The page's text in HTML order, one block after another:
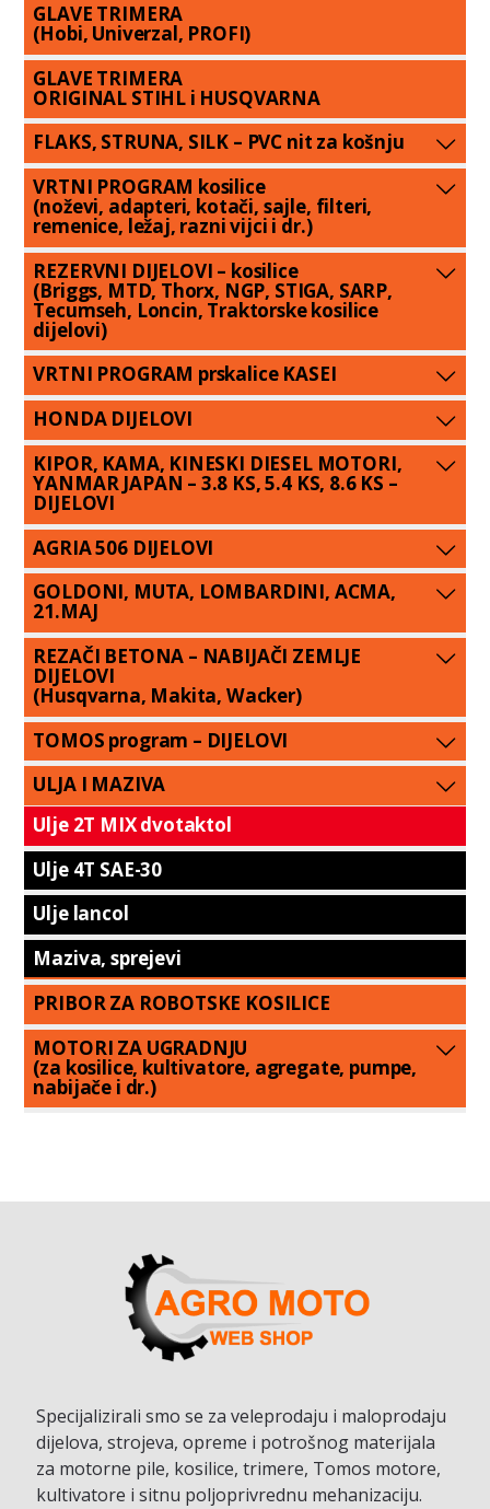
GLAVE TRIMERA
(Hobi, Univerzal, PROFI)
GLAVE TRIMERA
ORIGINAL STIHL i HUSQVARNA
FLAKS, STRUNA, SILK – PVC nit za košnju
VRTNI PROGRAM kosilice
(noževi, adapteri, kotači, sajle, filteri,
remenice, ležaj, razni vijci i dr.)
REZERVNI DIJELOVI – kosilice
(Briggs, MTD, Thorx, NGP, STIGA, SARP,
Tecumseh, Loncin, Traktorske kosilice
dijelovi)
VRTNI PROGRAM prskalice KASEI
HONDA DIJELOVI
KIPOR, KAMA, KINESKI DIESEL MOTORI,
YANMAR JAPAN – 3.8 KS, 5.4 KS, 8.6 KS –
DIJELOVI
AGRIA 506 DIJELOVI
GOLDONI, MUTA, LOMBARDINI, ACMA,
21.MAJ
REZAČI BETONA – NABIJAČI ZEMLJE
DIJELOVI
(Husqvarna, Makita, Wacker)
TOMOS program – DIJELOVI
ULJA I MAZIVA
Ulje 2T MIX dvotaktol
Ulje 4T SAE-30
Ulje lancol
Maziva, sprejevi
PRIBOR ZA ROBOTSKE KOSILICE
MOTORI ZA UGRADNJU
(za kosilice, kultivatore, agregate, pumpe,
nabijače i dr.)
Specijalizirali smo se za veleprodaju i maloprodaju
dijelova, strojeva, opreme i potrošnog materijala
za motorne pile, kosilice, trimere, Tomos motore,
kultivatore i sitnu poljoprivrednu mehanizaciju.